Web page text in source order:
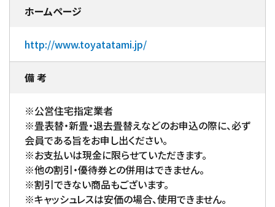
ホームページ
http://www.toyatatami.jp/
備 考
※公営住宅指定業者
※畳表替・新畳・退去畳替えなどのお申込の際に、必ず
会員である旨をお申し出ください。
※お支払いは現金に限らせていただきます。
※他の割引・優待券との併用はできません。
※割引できない商品もございます。
※キャッシュレスは安価の場合、使用できません。